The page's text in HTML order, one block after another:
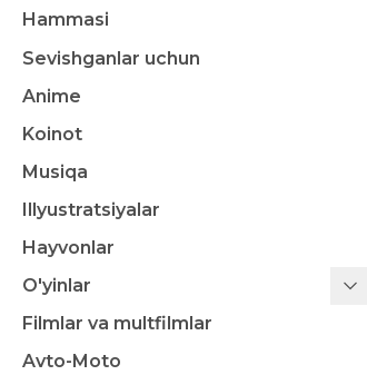
Hammasi
Sevishganlar uchun
Anime
Koinot
Musiqa
Illyustratsiyalar
Hayvonlar
O'yinlar
Filmlar va multfilmlar
Avto-Moto